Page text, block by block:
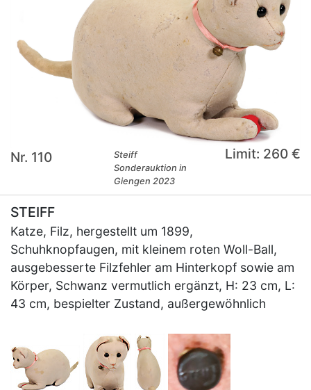
Nr. 110
Steiff
Sonderauktion in
Giengen 2023
Limit: 260 €
STEIFF
Katze, Filz, hergestellt um 1899,
Schuhknopfaugen, mit kleinem roten Woll-Ball,
ausgebesserte Filzfehler am Hinterkopf sowie am
Körper, Schwanz vermutlich ergänzt, H: 23 cm, L:
43 cm, bespielter Zustand, außergewöhnlich